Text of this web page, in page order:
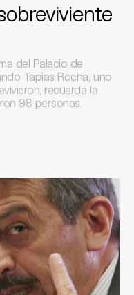
del Palacio de
Tapias Rocha, uno
recuerda la
98 personas.